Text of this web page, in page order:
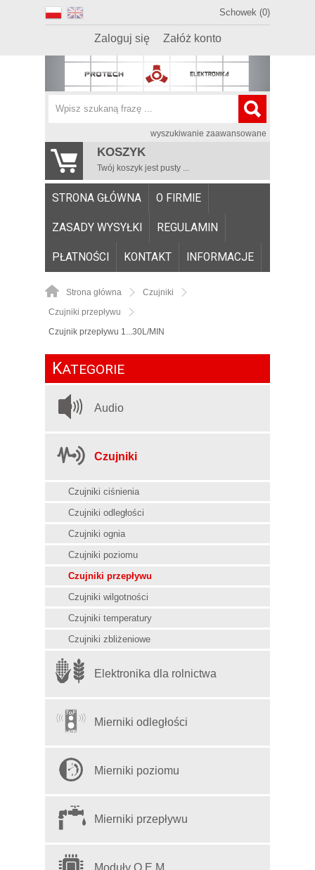
Schowek (0)
Zaloguj się Załóż konto
wyszukiwanie zaawansowane
KOSZYK
Twój koszyk jest pusty ...
STRONA GŁÓWNA O FIRMIE
ZASADY WYSYŁKI REGULAMIN
PŁATNOŚCI KONTAKT INFORMACJE
Strona główna
Czujniki
Czujniki przepływu
Czujnik przepływu 1...30L/MIN
KATEGORIE
Audio
Czujniki
Czujniki ciśnienia
Czujniki odległości
Czujniki ognia
Czujniki poziomu
Czujniki przepływu
Czujniki wilgotności
Czujniki temperatury
Czujniki zbliżeniowe
Elektronika dla rolnictwa
Mierniki odległości
Mierniki poziomu
Mierniki przepływu
Moduły O.E.M.